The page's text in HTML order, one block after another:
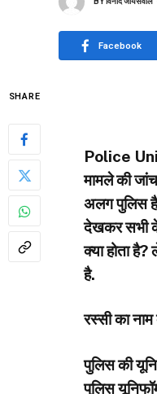
Facebook
SHARE
Police
मामले की
अलग पुलिस
देखकर सभी के
क्या होता
है.
रस्सी का नाम
पुलिस की
पुलिस